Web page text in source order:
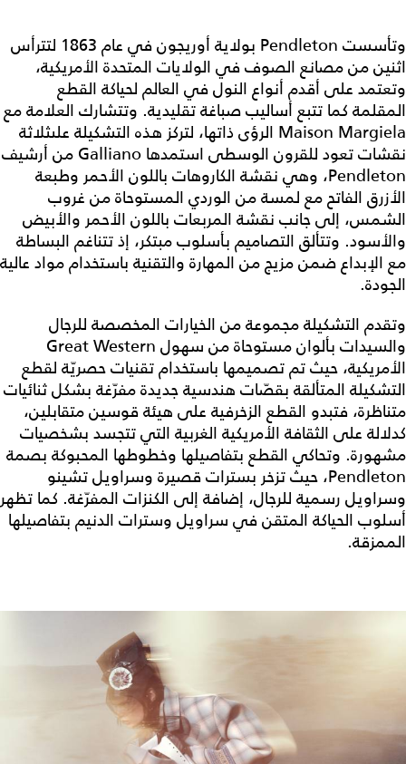
وتأسست Pendleton بولاية أوريجون في عام 1863 لتترأس
اثنين من مصانع الصوف في الولايات المتحدة الأمريكية،
وتعتمد على أقدم أنواع النول في العالم لحياكة القطع
المقلمة كما تتبع أساليب صباغة تقليدية. وتتشارك العلامة مع
Maison Margiela الرؤى ذاتها، لتركز هذه التشكيلة علىثلاثة
نقشات تعود للقرون الوسطى استمدها Galliano من أرشيف
Pendleton، وهي نقشة الكاروهات باللون الأحمر وطبعة
الأزرق الفاتح مع لمسة من الوردي المستوحاة من غروب
الشمس، إلى جانب نقشة المربعات باللون الأحمر والأبيض
والأسود. وتتألق التصاميم بأسلوب مبتكر، إذ تتناغم البساطة
مع الإبداع ضمن مزيج من المهارة والتقنية باستخدام مواد عالية
الجودة.
وتقدم التشكيلة مجموعة من الخيارات المخصصة للرجال
والسيدات بألوان مستوحاة من سهول Great Western
الأمريكية، حيث تم تصميمها باستخدام تقنيات حصريّة لقطع
التشكيلة المتألقة بقصّات هندسية جديدة مفرّغة بشكل ثنائيات
متناظرة، فتبدو القطع الزخرفية على هيئة قوسين متقابلين،
كدلالة على الثقافة الأمريكية الغربية التي تتجسد بشخصيات
مشهورة. وتحاكي القطع بتفاصيلها وخطوطها المحبوكة بصمة
Pendleton، حيث تزخر بسترات قصيرة وسراويل تشينو
وسراويل رسمية للرجال، إضافة إلى الكنزات المفرّغة. كما تظهر
أسلوب الحياكة المتقن في سراويل وسترات الدنيم بتفاصيلها
الممزقة.